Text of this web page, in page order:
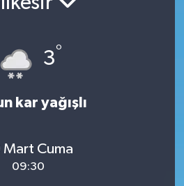
3°
kar yağışlı
Mart Cuma
09:30